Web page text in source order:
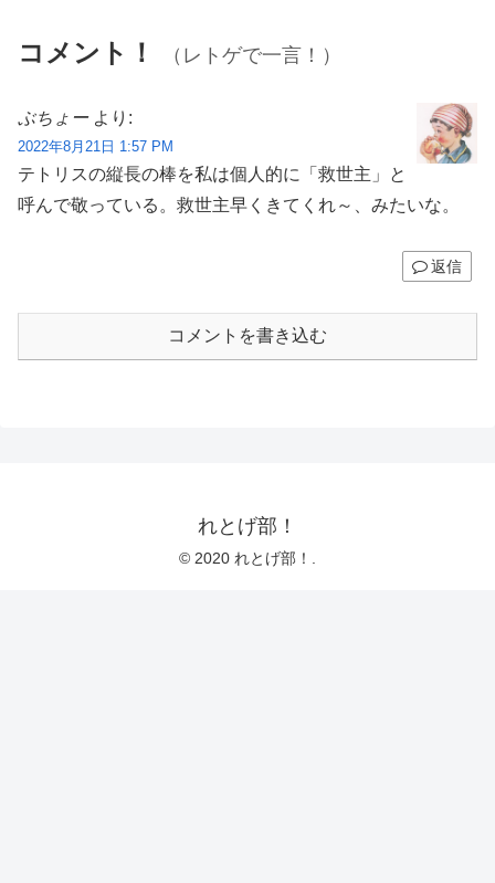
幽白ゲームはデータックで。や
っぱりバーコード楽しい。でも
イティよりも2の方に夢中だった
からなぁ。
コメント！ （レトゲで一言！）
ぶちょー より:
2022年8月21日 1:57 PM
テトリスの縦長の棒を私は個人的に「救世主」と
呼んで敬っている。救世主早くきてくれ～、みたいな。
返信
コメントを書き込む
れとげ部！
© 2020 れとげ部！.